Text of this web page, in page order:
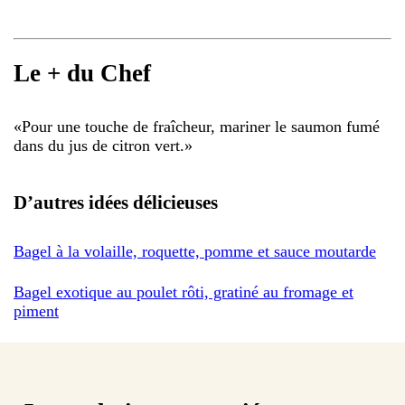
Le + du Chef
«Pour une touche de fraîcheur, mariner le saumon fumé
dans du jus de citron vert.»
D’autres idées délicieuses
Bagel à la volaille, roquette, pomme et sauce moutarde
Bagel exotique au poulet rôti, gratiné au fromage et
piment